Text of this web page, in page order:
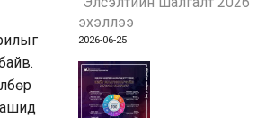
эхэллээ
2026-06-25